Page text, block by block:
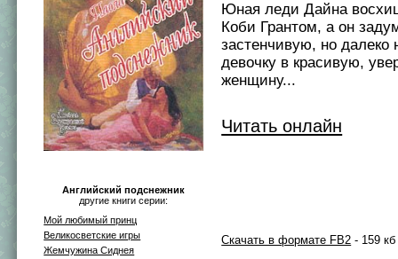
Английский подснежник
другие книги серии:
Мой любимый принц
Великосветские игры
Жемчужина Сиднея
Юная леди Дайна
Коби Грантом, а он
застенчивую, но далеко
девочку в красивую,
женщину...
Читать онлайн
Скачать в формате FB2 - 159 кб